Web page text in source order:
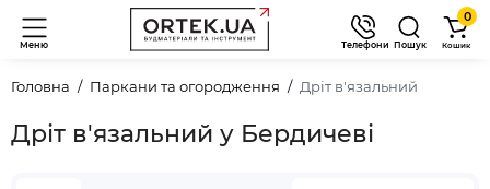
Меню Телефони Пошук
0
Кошик
Головна Паркани та огородження Дріт в'язальний
Дріт в'язальний у Бердичеві